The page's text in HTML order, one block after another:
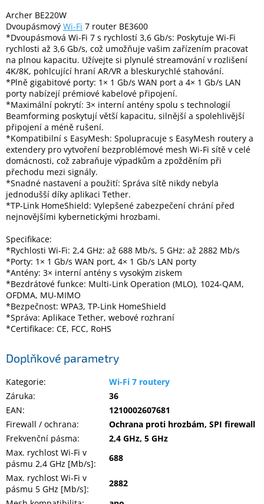
Domácnost
%
Black
Friday
VÝPRODEJ
Akční
zboží
TONERY
A
CARTRIDGE
OEM
počítačů
Inpraise
Kamerové
systémy
MILESIGHT
Doprodej
Archer BE220W
Dvoupásmový Wi-Fi 7 router BE3600
*Dvoupásmová Wi-Fi 7 s rychlostí 3,6 Gb/s: Poskytuje Wi-Fi
rychlosti až 3,6 Gb/s, což umožňuje vašim zařízením pracovat
na plnou kapacitu. Užívejte si plynulé streamování v rozlišení
4K/8K, pohlcující hraní AR/VR a bleskurychlé stahování.
*Plně gigabitové porty: 1× 1 Gb/s WAN port a 4× 1 Gb/s LAN
porty nabízejí prémiové kabelové připojení.
*Maximální pokrytí: 3× interní antény spolu s technologií
Beamforming poskytují větší kapacitu, silnější a spolehlivější
připojení a méně rušení.
*Kompatibilní s EasyMesh: Spolupracuje s EasyMesh routery a
extendery pro vytvoření bezproblémové mesh Wi-Fi sítě v celé
domácnosti, což zabraňuje výpadkům a zpožděním při
přechodu mezi signály.
*Snadné nastavení a použití: Správa sítě nikdy nebyla
jednodušší díky aplikaci Tether.
*TP-Link HomeShield: Vylepšené zabezpečení chrání před
nejnovějšími kybernetickými hrozbami.
Specifikace:
*Rychlosti Wi-Fi: 2,4 GHz: až 688 Mb/s, 5 GHz: až 2882 Mb/s
*Porty: 1× 1 Gb/s WAN port, 4× 1 Gb/s LAN porty
*Antény: 3× interní antény s vysokým ziskem
*Bezdrátové funkce: Multi-Link Operation (MLO), 1024-QAM,
OFDMA, MU-MIMO
*Bezpečnost: WPA3, TP-Link HomeShield
*Správa: Aplikace Tether, webové rozhraní
*Certifikace: CE, FCC, RoHS
Doplňkové parametry
Kategorie:
Wi-Fi 7 routery
Záruka:
36
EAN:
1210002607681
Firewall / ochrana:
Ochrana proti hrozbám, SPI firewall
Frekvenční pásma:
2,4 GHz, 5 GHz
Max. rychlost Wi-Fi v
pásmu 2,4 GHz [Mb/s]:
688
Max. rychlost Wi-Fi v
pásmu 5 GHz [Mb/s]:
2882